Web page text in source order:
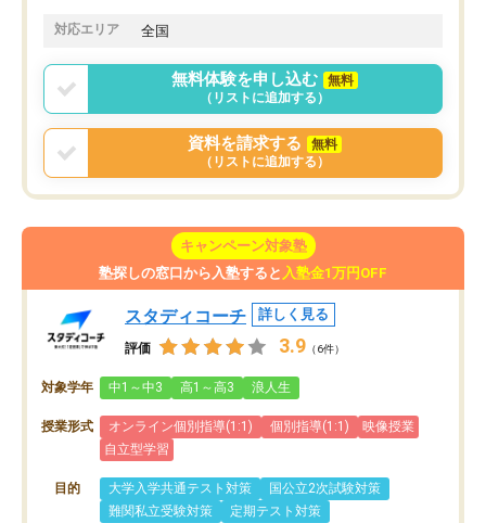
対応エリア 全国
無料体験を申し込む
無料
（リストに追加する）
資料を請求する
無料
（リストに追加する）
キャンペーン対象塾
塾探しの窓口から入塾すると 入塾金1万円OFF
スタディコーチ 詳しく見る
評価 3.9 （6件）
対象学年 中1～中3 高1～高3 浪人生
授業形式 オンライン個別指導(1:1) 個別指導(1:1)
映像授業
自立型学習
目的 大学入学共通テスト対策
国公立2次試験対策
難関私立受験対策
定期テスト対策